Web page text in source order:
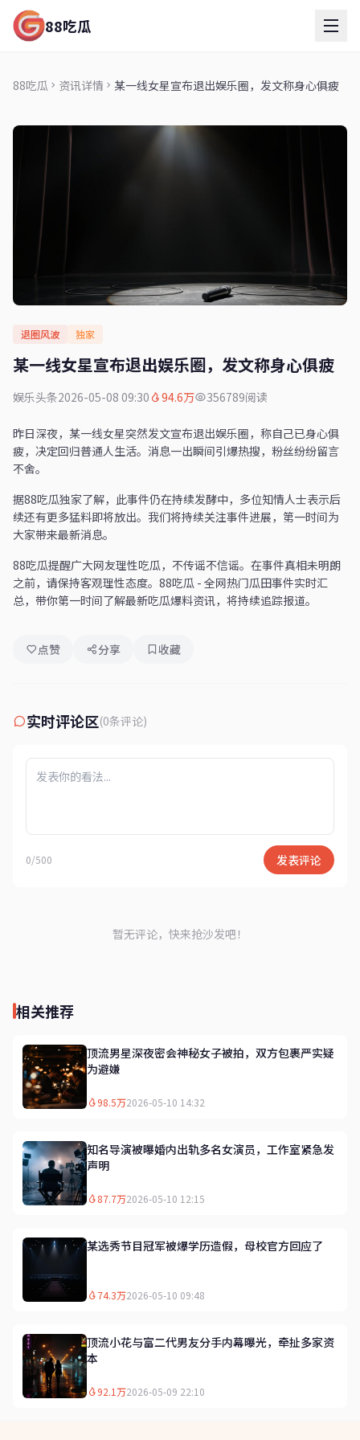
88吃瓜
88吃瓜 资讯详情 某一线女星宣布退出娱乐圈，发文称身心俱疲
退圈风波 独家
某一线女星宣布退出娱乐圈，发文称身心俱疲
娱乐头条2026-05-08 09:30 94.6万 356789阅读
昨日深夜，某一线女星突然发文宣布退出娱乐圈，称自己已身心俱
疲，决定回归普通人生活。消息一出瞬间引爆热搜，粉丝纷纷留言
不舍。
据88吃瓜独家了解，此事件仍在持续发酵中，多位知情人士表示后
续还有更多猛料即将放出。我们将持续关注事件进展，第一时间为
大家带来最新消息。
88吃瓜提醒广大网友理性吃瓜，不传谣不信谣。在事件真相未明朗
之前，请保持客观理性态度。88吃瓜 - 全网热门瓜田事件实时汇
总，带你第一时间了解最新吃瓜爆料资讯，将持续追踪报道。
点赞 分享 收藏
实时评论区(0条评论)
0/500 发表评论
暂无评论，快来抢沙发吧！
相关推荐
顶流男星深夜密会神秘女子被拍，双方包裹严实疑
为避嫌
98.5万2026-05-10 14:32
知名导演被曝婚内出轨多名女演员，工作室紧急发
声明
87.7万2026-05-10 12:15
某选秀节目冠军被爆学历造假，母校官方回应了
74.3万2026-05-10 09:48
顶流小花与富二代男友分手内幕曝光，牵扯多家资
本
92.1万2026-05-09 22:10